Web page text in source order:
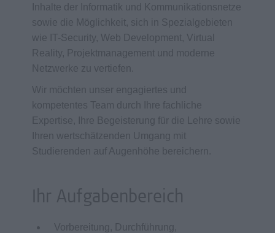
Inhalte der Informatik und Kommunikationsnetze
sowie die Möglichkeit, sich in Spezialgebieten
wie IT-Security, Web Development, Virtual
Reality, Projektmanagement und moderne
Netzwerke zu vertiefen.
Wir möchten unser engagiertes und
kompetentes Team durch Ihre fachliche
Expertise, Ihre Begeisterung für die Lehre sowie
Ihren wertschätzenden Umgang mit
Studierenden auf Augenhöhe bereichern.
Ihr Aufgabenbereich
Vorbereitung, Durchführung,